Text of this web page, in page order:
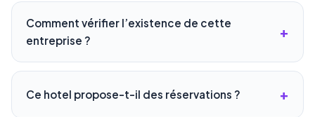
Comment vérifier l’existence de cette
entreprise ?
Ce hotel propose-t-il des réservations ?